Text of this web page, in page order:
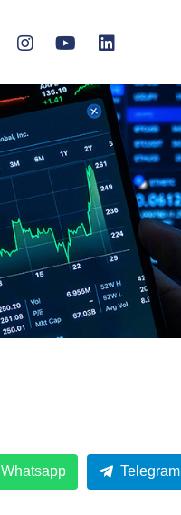
Whatsapp Telegram